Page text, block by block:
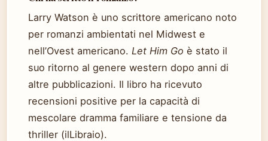
Larry Watson è uno scrittore americano noto
per romanzi ambientati nel Midwest e
nell’Ovest americano. Let Him Go è stato il
suo ritorno al genere western dopo anni di
altre pubblicazioni. Il libro ha ricevuto
recensioni positive per la capacità di
mescolare dramma familiare e tensione da
thriller (ilLibraio).